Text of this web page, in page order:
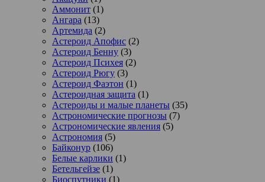
Аммонит (1)
Ангара (13)
Артемида (2)
Астероид Апофис (2)
Астероид Бенну (3)
Астероид Психея (2)
Астероид Рюгу (3)
Астероид Фаэтон (1)
Астероидная защита (1)
Астероиды и малые планеты (35)
Астрономические прогнозы (7)
Астрономические явления (5)
Астрономия (5)
Байконур (106)
Белые карлики (1)
Бетельгейзе (1)
Биоспутники (1)